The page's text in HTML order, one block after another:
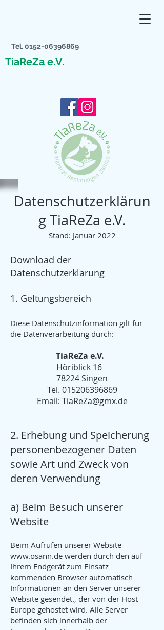
TiaReZa e.V.
Tel.0152-06396869
Datenschutzerklärun
g TiaReZa e.V.
Stand: Januar 2022
Download der
Datenschutzerklärung
1. Geltungsbereich
Diese Datenschutzinformation gilt für
die Datenverarbeitung durch:
TiaReZa e.V.
Höriblick 16
78224 Singen
Tel. 015206396869
Email: TiaReZa@gmx.de
2. Erhebung und Speicherung
personenbezogener Daten
sowie Art und Zweck von
deren Verwendung
a) Beim Besuch unserer
Website
Beim Aufrufen unserer Website
www.osann.de werden durch den auf
Ihrem Endgerät zum Einsatz
kommenden Browser automatisch
Informationen an den Server unserer
Website gesendet., der von der Host
Europe gehostet wird. Alle Server
befinden sich innerhalb der